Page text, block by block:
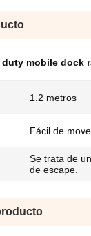
duty mobile dock
1.2 metros
Fácil de
Se trata de
de escape.